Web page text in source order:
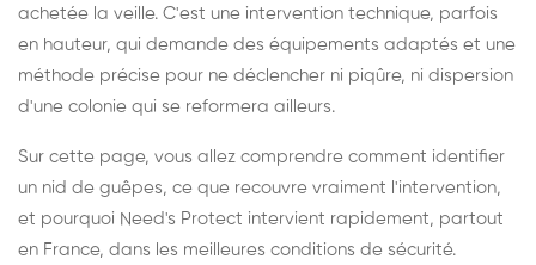
achetée la veille. C'est une intervention technique, parfois
en hauteur, qui demande des équipements adaptés et une
méthode précise pour ne déclencher ni piqûre, ni dispersion
d'une colonie qui se reformera ailleurs.
Sur cette page, vous allez comprendre comment identifier
un nid de guêpes, ce que recouvre vraiment l'intervention,
et pourquoi Need's Protect intervient rapidement, partout
en France, dans les meilleures conditions de sécurité.